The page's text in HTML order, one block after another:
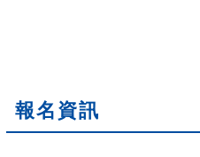
報名資訊